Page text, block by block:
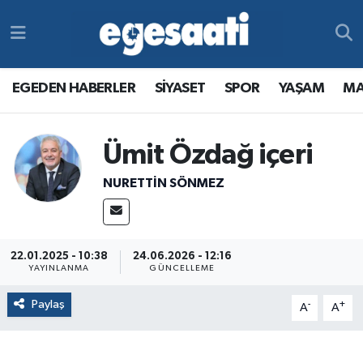
EGEDEN HABERLER SİYASET SPOR YAŞAM
Ümit Özdağ içeri
NURETTIN SÖNMEZ
22.01.2025 - 10:38
YAYINLANMA
24.06.2026 - 12:16
GÜNCELLEME
Paylaş A- A+
Yazarlar
YAŞAM
MAGAZİN
RESMİ REKLAMLAR
SPOR
YAŞAM
MAGAZİN
RESMİ REKLAMLAR
Egemax TV
Süper Lig Puan Durumu ve Fikstür
Tüm Manşetler
Son Dakika Haberleri
Haber Arşivi